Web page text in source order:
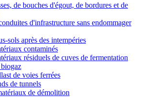
de bouches d'égout, de bordures et de
d'infrastructure sans endommager
sols après des intempéries
contaminés
résiduels de cuves de fermentation
de voies ferrées
de tunnels
de démolition